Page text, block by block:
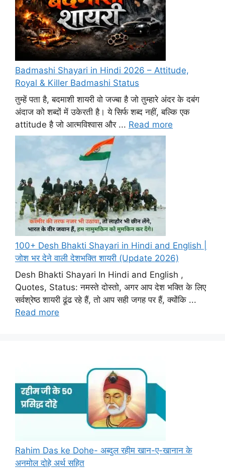
Badmashi Shayari in Hindi 2026 – Attitude,
Royal & Killer Badmashi Status
तुम्हें पता है, बदमाशी शायरी वो जज्बा है जो तुम्हारे अंदर के दबंग
अंदाज को शब्दों में उकेरती है। ये सिर्फ शब्द नहीं, बल्कि एक
attitude है जो आत्मविश्वास और ... Read more
100+ Desh Bhakti Shayari in Hindi and English |
जोश भर देने वाली देशभक्ति शायरी (Update 2026)
Desh Bhakti Shayari In Hindi and English ,
Quotes, Status: नमस्ते दोस्तो, अगर आप देश भक्ति के लिए
सर्वश्रेष्ठ शायरी ढूंढ रहे हैं, तो आप सही जगह पर हैं, क्योंकि ...
Read more
Rahim Das ke Dohe- अब्दुल रहीम खान-ए-खानान के
अनमोल दोहे अर्थ सहित